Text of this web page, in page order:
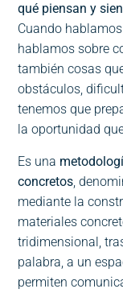
qué piensan y
Cuando
hablamos sobre
también cosas
obstáculos,
tenemos que
la oportunidad
Es una
concretos,
mediante la
materiales
tridimensional,
palabra, a un
permiten